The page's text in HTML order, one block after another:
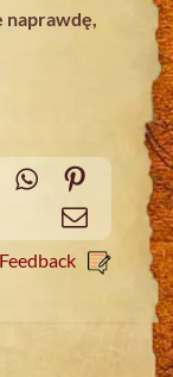
naprawdę,
WhatsApp
Email
Feedback